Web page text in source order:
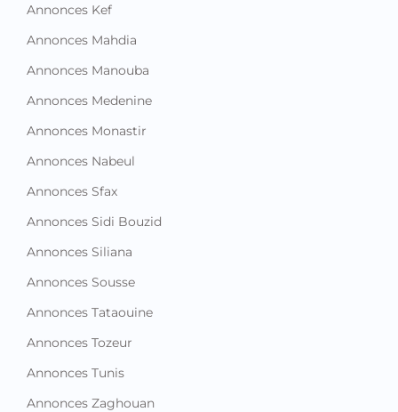
Annonces Kef
Annonces Mahdia
Annonces Manouba
Annonces Medenine
Annonces Monastir
Annonces Nabeul
Annonces Sfax
Annonces Sidi Bouzid
Annonces Siliana
Annonces Sousse
Annonces Tataouine
Annonces Tozeur
Annonces Tunis
Annonces Zaghouan